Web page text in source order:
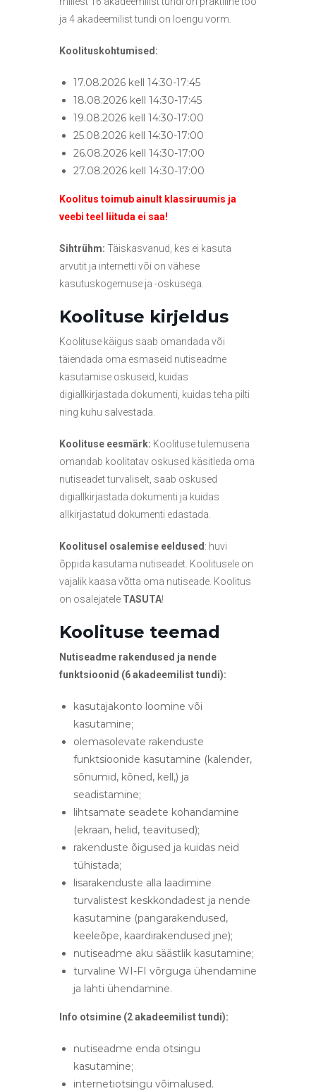
ja 4 akadeemilist tundi on loengu vorm.
Koolituskohtumised:
17.08.2026 kell 14:30-17:45
18.08.2026 kell 14:30-17:45
19.08.2026 kell 14:30-17:00
25.08.2026 kell 14:30-17:00
26.08.2026 kell 14:30-17:00
27.08.2026 kell 14:30-17:00
Koolitus toimub ainult klassiruumis ja
veebi teel liituda ei saa!
Sihtrühm: Täiskasvanud, kes ei kasuta
arvutit ja internetti või on vähese
kasutuskogemuse ja -oskusega.
Koolituse kirjeldus
Koolituse käigus saab omandada või
täiendada oma esmaseid nutiseadme
kasutamise oskuseid, kuidas
digiallkirjastada dokumenti, kuidas teha pilti
ning kuhu salvestada.
Koolituse eesmärk: Koolituse tulemusena
omandab koolitatav oskused käsitleda oma
nutiseadet turvaliselt, saab oskused
digiallkirjastada dokumenti ja kuidas
allkirjastatud dokumenti edastada.
Koolitusel osalemise eeldused : huvi
õppida kasutama nutiseadet. Koolitusele on
vajalik kaasa võtta oma nutiseade. Koolitus
on osalejatele TASUTA!
Koolituse teemad
Nutiseadme rakendused ja nende
funktsioonid (6 akadeemilist tundi):
kasutajakonto loomine või
kasutamine;
olemasolevate rakenduste
funktsioonide kasutamine (kalender,
sõnumid, kõned, kell,) ja
seadistamine;
lihtsamate seadete kohandamine
(ekraan, helid, teavitused);
rakenduste õigused ja kuidas neid
tühistada;
lisarakenduste alla laadimine
turvalistest keskkondadest ja nende
kasutamine (pangarakendused,
keeleõpe, kaardirakendused jne);
nutiseadme aku säästlik kasutamine;
turvaline WI-FI võrguga ühendamine
ja lahti ühendamine.
Info otsimine (2 akadeemilist tundi):
nutiseadme enda otsingu
kasutamine;
internetiotsingu võimalused.